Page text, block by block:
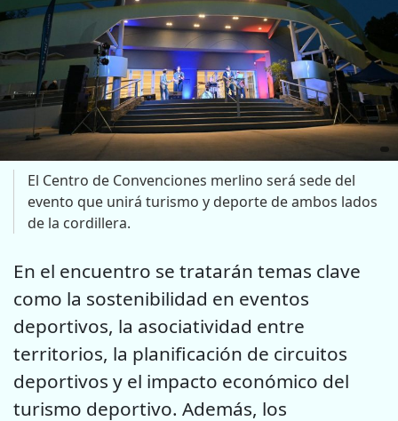
El Centro de Convenciones merlino será sede del
evento que unirá turismo y deporte de ambos lados
de la cordillera.
En el encuentro se tratarán temas clave
como la sostenibilidad en eventos
deportivos, la asociatividad entre
territorios, la planificación de circuitos
deportivos y el impacto económico del
turismo deportivo. Además, los